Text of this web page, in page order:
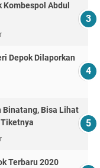
Abdul
Depok Dilaporkan
Binatang, Bisa Lihat
Terbaru 2020